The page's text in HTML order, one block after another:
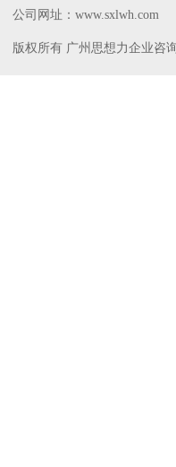
公司网址：www.sxlwh.com
版权所有 广州思想力企业咨